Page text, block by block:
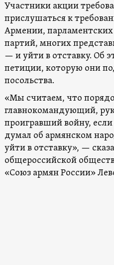
Участники акции
прислушаться к
Армении,
партий, многих
— и уйти в отставку. Об
петиции, которую они
посольства.
«Мы считаем, что
главнокомандующий,
проигравший войну,
думал об армянском
уйти в отставку», —
общероссийской
«Союз армян России»